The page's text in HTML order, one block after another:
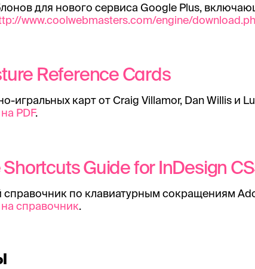
для нового сервиса Google Plus,
www.coolwebmasters.com/engine/
Reference Cards
игральных карт от Craig Villamor, Dan Willis
PDF.
Guide for InDesign
по клавиатурным сокращениям
справочник.